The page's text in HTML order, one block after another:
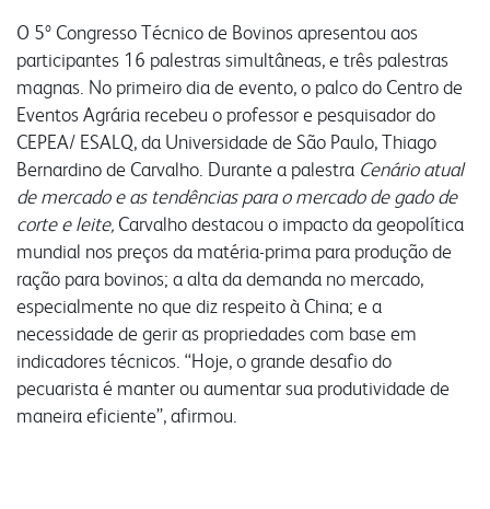
código de conduta
canal de conduta
responsabilidade social
nossa cultura
autoavaliação
serviços e sistemas
webmail:
groupwise
outlook
portal do cooperado
assistência técnica
portal do colaborador
notícias fale conosco
uso industrial
uso profissional
uso doméstico
laudos
portfólio digital
portfólio resumido
onde encontrar
inicial
produtos
contatos
O 5º Congresso Técnico de Bovinos apresentou aos
participantes 16 palestras simultâneas, e três palestras
magnas. No primeiro dia de evento, o palco do Centro de
Eventos Agrária recebeu o professor e pesquisador do
CEPEA/ ESALQ, da Universidade de São Paulo, Thiago
Bernardino de Carvalho. Durante a palestra Cenário atual
de mercado e as tendências para o mercado de gado de
corte e leite, Carvalho destacou o impacto da geopolítica
mundial nos preços da matéria-prima para produção de
ração para bovinos; a alta da demanda no mercado,
especialmente no que diz respeito à China; e a
necessidade de gerir as propriedades com base em
indicadores técnicos. “Hoje, o grande desafio do
pecuarista é manter ou aumentar sua produtividade de
maneira eficiente”, afirmou.